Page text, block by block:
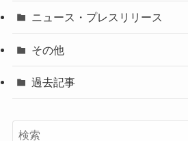
ニュース・プレスリリース
その他
過去記事